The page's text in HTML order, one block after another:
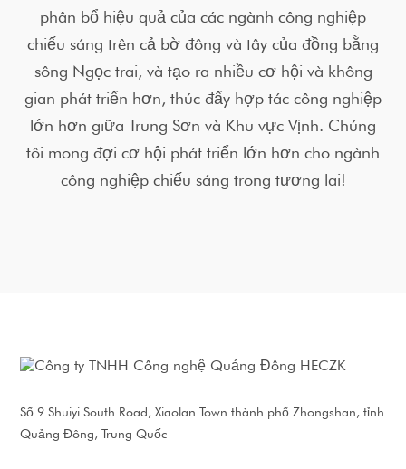
phân bổ hiệu quả của các ngành công nghiệp
chiếu sáng trên cả bờ đông và tây của đồng bằng
sông Ngọc trai, và tạo ra nhiều cơ hội và không
gian phát triển hơn, thúc đẩy hợp tác công nghiệp
lớn hơn giữa Trung Sơn và Khu vực Vịnh. Chúng
tôi mong đợi cơ hội phát triển lớn hơn cho ngành
công nghiệp chiếu sáng trong tương lai!
Số 9 Shuiyi South Road, Xiaolan Town thành phố Zhongshan, tỉnh
Quảng Đông, Trung Quốc